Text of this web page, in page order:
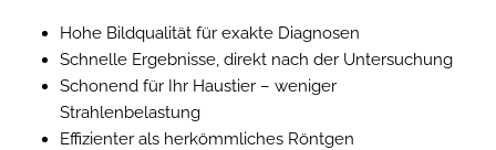
Hohe Bildqualität für exakte Diagnosen
Schnelle Ergebnisse, direkt nach der Untersuchung
Schonend für Ihr Haustier – weniger
Strahlenbelastung
Effizienter als herkömmliches Röntgen